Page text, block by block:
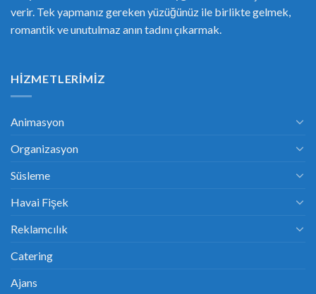
verir. Tek yapmanız gereken yüzüğünüz ile birlikte gelmek,
romantik ve unutulmaz anın tadını çıkarmak.
HIZMETLERIMIZ
Animasyon
Organizasyon
Süsleme
Havai Fişek
Reklamcılık
Catering
Ajans